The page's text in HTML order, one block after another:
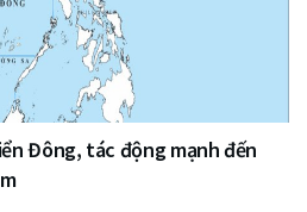
Đông, tác động mạnh đến